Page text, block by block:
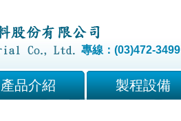
專線：(03)472-3499
產品介紹 製程設備